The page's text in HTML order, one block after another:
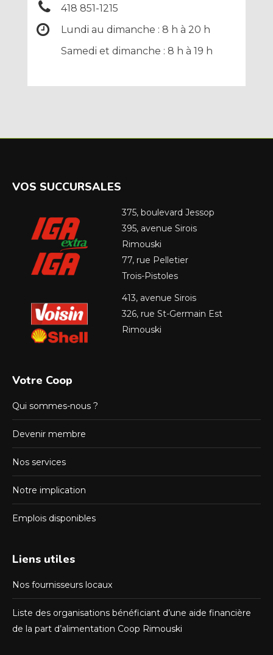
418 851-1215
Lundi au dimanche : 8 h à 20 h
Samedi et dimanche : 8 h à 19 h
VOS SUCCURSALES
375, boulevard Jessop
395, avenue Sirois
Rimouski
77, rue Pelletier
Trois-Pistoles
413, avenue Sirois
326, rue St-Germain Est
Rimouski
Votre Coop
Qui sommes-nous ?
Devenir membre
Nos services
Notre implication
Emplois disponibles
Liens utiles
Nos fournisseurs locaux
Liste des organisations bénéficiant d’une aide financière
de la part d’alimentation Coop Rimouski